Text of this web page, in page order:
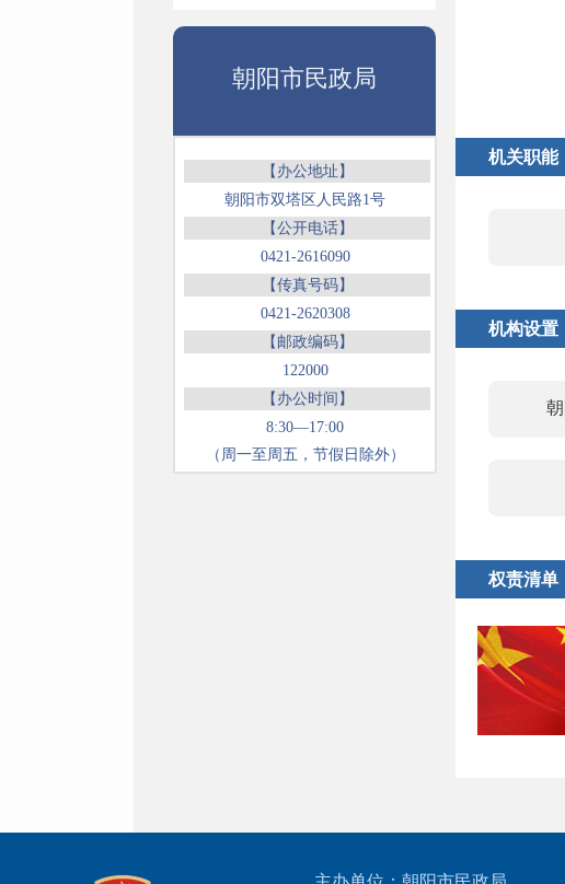
朝阳市民政局
【办公地址】
朝阳市双塔区人民路1号
【公开电话】
0421-2616090
【传真号码】
0421-2620308
【邮政编码】
122000
【办公时间】
8:30—17:00
（周一至周五，节假日除外）
机关职能
机构设置
权责清单